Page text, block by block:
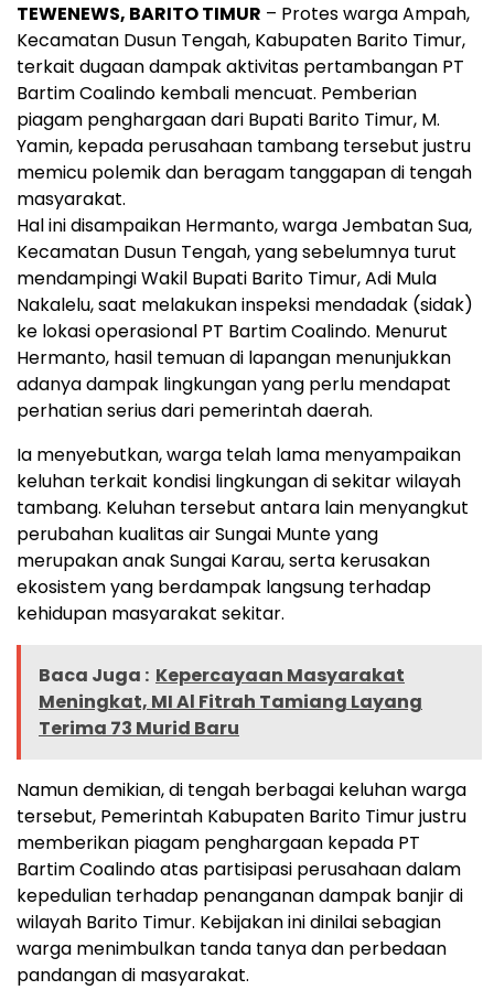
TEWENEWS, BARITO TIMUR – Protes warga Ampah,
Kecamatan Dusun Tengah, Kabupaten Barito Timur,
terkait dugaan dampak aktivitas pertambangan PT
Bartim Coalindo kembali mencuat. Pemberian
piagam penghargaan dari Bupati Barito Timur, M.
Yamin, kepada perusahaan tambang tersebut justru
memicu polemik dan beragam tanggapan di tengah
masyarakat.
Hal ini disampaikan Hermanto, warga Jembatan Sua,
Kecamatan Dusun Tengah, yang sebelumnya turut
mendampingi Wakil Bupati Barito Timur, Adi Mula
Nakalelu, saat melakukan inspeksi mendadak (sidak)
ke lokasi operasional PT Bartim Coalindo. Menurut
Hermanto, hasil temuan di lapangan menunjukkan
adanya dampak lingkungan yang perlu mendapat
perhatian serius dari pemerintah daerah.
Ia menyebutkan, warga telah lama menyampaikan
keluhan terkait kondisi lingkungan di sekitar wilayah
tambang. Keluhan tersebut antara lain menyangkut
perubahan kualitas air Sungai Munte yang
merupakan anak Sungai Karau, serta kerusakan
ekosistem yang berdampak langsung terhadap
kehidupan masyarakat sekitar.
Baca Juga : Kepercayaan Masyarakat
Meningkat, MI Al Fitrah Tamiang Layang
Terima 73 Murid Baru
Namun demikian, di tengah berbagai keluhan warga
tersebut, Pemerintah Kabupaten Barito Timur justru
memberikan piagam penghargaan kepada PT
Bartim Coalindo atas partisipasi perusahaan dalam
kepedulian terhadap penanganan dampak banjir di
wilayah Barito Timur. Kebijakan ini dinilai sebagian
warga menimbulkan tanda tanya dan perbedaan
pandangan di masyarakat.